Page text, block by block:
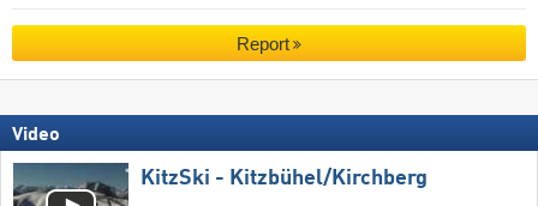
Report
Video
KitzSki - Kitzbühel/​Kirchberg